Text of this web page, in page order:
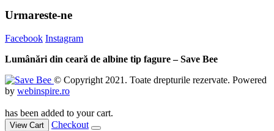
Urmareste-ne
Facebook Instagram
Lumânări din ceară de albine tip fagure – Save Bee
© Copyright 2021. Toate drepturile rezervate. Powered
by webinspire.ro
has been added to your cart.
View Cart
Checkout